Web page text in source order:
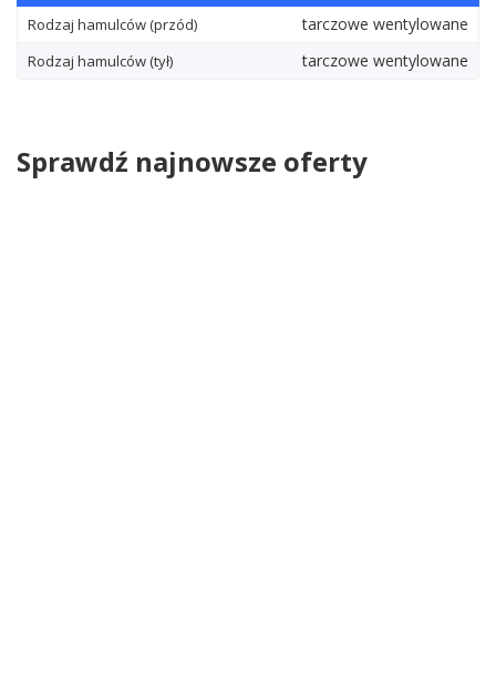
Rodzaj hamulców (przód) tarczowe wentylowane
Rodzaj hamulców (tył) tarczowe wentylowane
Sprawdź najnowsze oferty